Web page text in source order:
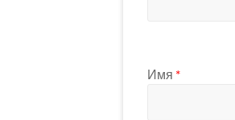
Имя *